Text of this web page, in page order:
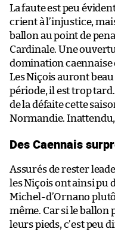
La faute est peu
crient à l’injustice,
ballon au point de
Cardinale. Une
domination caennaise
Les Niçois auront
période, il est trop
de la défaite cette
Normandie. Inattendu,
Des Caennais
Assurés de rester
les Niçois ont ainsi pu
Michel-d’Ornano
même. Car si le ballon
leurs pieds, c’est peu